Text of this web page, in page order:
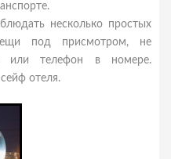
несколько простых
под присмотром, не
или телефон в номере.
отеля.